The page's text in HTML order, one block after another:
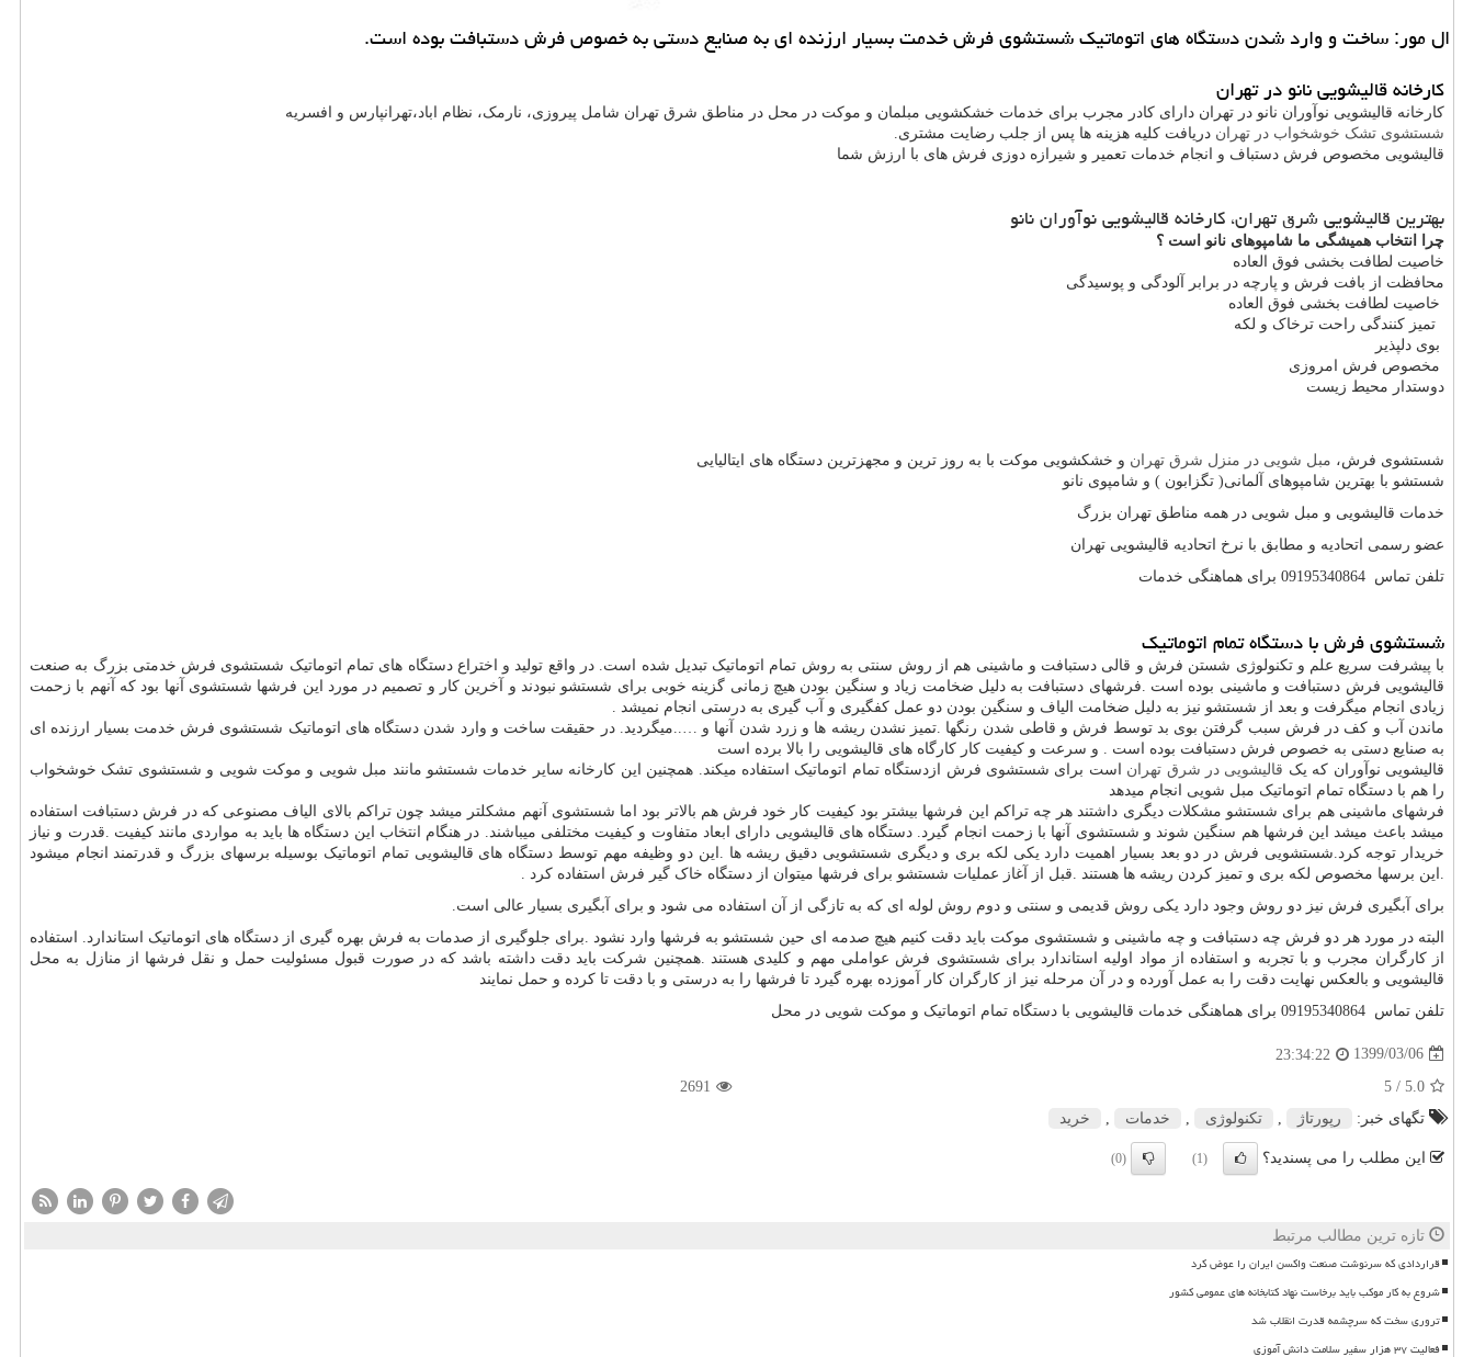
ال مور: ساخت و وارد شدن دستگاه های اتوماتیك شستشوی فرش خدمت بسیار ارزنده ای به صنایع دستی به خصوص فرش دستبافت بوده است.
کارخانه قالیشویی نانو در تهران
کارخانه قالیشویی نوآوران نانو در تهران دارای کادر مجرب برای خدمات خشکشویی مبلمان و موکت در محل در مناطق شرق تهران شامل پیروزی، نارمک، نظام اباد،تهرانپارس و افسریه
شستشوی تشک خوشخواب در تهران دریافت کلیه هزینه ها پس از جلب رضایت مشتری.
قالیشویی مخصوص فرش دستباف و انجام خدمات تعمیر و شیرازه دوزی فرش های با ارزش شما
بهترین قالیشویی شرق تهران، کارخانه قالیشویی نوآوران نانو
چرا انتخاب همیشگی ما شامپوهای نانو است ؟
خاصیت لطافت بخشی فوق العاده
محافظت از بافت فرش و پارچه در برابر آلودگی و پوسیدگی
خاصیت لطافت بخشی فوق العاده
تمیز کنندگی راحت ترخاک و لکه
بوی دلپذیر
مخصوص فرش امروزی
دوستدار محیط زیست
شستشوی فرش، مبل شویی در منزل شرق تهران و خشکشویی موکت با به روز ترین و مجهزترین دستگاه های ایتالیایی
شستشو با بهترین شامپوهای آلمانی( تگزابون ) و شامپوی نانو
خدمات قالیشویی و مبل شویی در همه مناطق تهران بزرگ
عضو رسمی اتحادیه و مطابق با نرخ اتحادیه قالیشویی تهران
تلفن تماس 09195340864‬ برای هماهنگی خدمات
شستشوی فرش با دستگاه تمام اتوماتیک
با پیشرفت سریع علم و تکنولوژی شستن فرش و قالی دستبافت و ماشینی هم از روش سنتی به روش تمام اتوماتیک تبدیل شده است. در واقع تولید و اختراع دستگاه های تمام اتوماتیک شستشوی فرش خدمتی بزرگ به صنعت
قالیشویی فرش دستبافت و ماشینی بوده است .فرشهای دستبافت به دلیل ضخامت زیاد و سنگین بودن هیچ زمانی گزینه خوبی برای شستشو نبودند و آخرین کار و تصمیم در مورد این فرشها شستشوی آنها بود که آنهم با زحمت
زیادی انجام میگرفت و بعد از شستشو نیز به دلیل ضخامت الیاف و سنگین بودن دو عمل کفگیری و آب گیری به درستی انجام نمیشد .
ماندن آب و کف در فرش سبب گرفتن بوی بد توسط فرش و قاطی شدن رنگها .تمیز نشدن ریشه ها و زرد شدن آنها و …..میگردید. در حقیقت ساخت و وارد شدن دستگاه های اتوماتیک شستشوی فرش خدمت بسیار ارزنده ای
به صنایع دستی به خصوص فرش دستبافت بوده است . و سرعت و کیفیت کار کارگاه های قالیشویی را بالا برده است
قالیشویی نوآوران که یک قالیشویی در شرق تهران است برای شستشوی فرش ازدستگاه تمام اتوماتیک استفاده میکند. همچنین این کارخانه سایر خدمات شستشو مانند مبل شویی و موکت شویی و شستشوی تشک خوشخواب
را هم با دستگاه تمام اتوماتیک مبل شویی انجام میدهد
فرشهای ماشینی هم برای شستشو مشکلات دیگری داشتند هر چه تراکم این فرشها بیشتر بود کیفیت کار خود فرش هم بالاتر بود اما شستشوی آنهم مشکلتر میشد چون تراکم بالای الیاف مصنوعی که در فرش دستبافت استفاده
میشد باعث میشد این فرشها هم سنگین شوند و شستشوی آنها با زحمت انجام گیرد. دستگاه های قالیشویی دارای ابعاد متفاوت و کیفیت مختلفی میباشند. در هنگام انتخاب این دستگاه ها باید به مواردی مانند کیفیت .قدرت و نیاز
خریدار توجه کرد.شستشویی فرش در دو بعد بسیار اهمیت دارد یکی لکه بری و دیگری شستشویی دقیق ریشه ها .این دو وظیفه مهم توسط دستگاه های قالیشویی تمام اتوماتیک بوسیله برسهای بزرگ و قدرتمند انجام میشود
.این برسها مخصوص لکه بری و تمیز کردن ریشه ها هستند .قبل از آغاز عملیات شستشو برای فرشها میتوان از دستگاه خاک گیر فرش استفاده کرد .
برای آبگیری فرش نیز دو روش وجود دارد یکی روش قدیمی و سنتی و دوم روش لوله ای که به تازگی از آن استفاده می شود و برای آبگیری بسیار عالی است.
البته در مورد هر دو فرش چه دستبافت و چه ماشینی و شستشوی موکت باید دقت کنیم هیچ صدمه ای حین شستشو به فرشها وارد نشود .برای جلوگیری از صدمات به فرش بهره گیری از دستگاه های اتوماتیک استاندارد. استفاده
از کارگران مجرب و با تجربه و استفاده از مواد اولیه استاندارد برای شستشوی فرش عواملی مهم و کلیدی هستند .همچنین شرکت باید دقت داشته باشد که در صورت قبول مسئولیت حمل و نقل فرشها از منازل به محل
قالیشویی و بالعکس نهایت دقت را به عمل آورده و در آن مرحله نیز از کارگران کار آموزده بهره گیرد تا فرشها را به درستی و با دقت تا کرده و حمل نمایند
تلفن تماس 09195340864‬ برای هماهنگی خدمات قالیشویی با دستگاه تمام اتوماتیک و موکت شویی در محل
1399/03/06
23:34:22
5.0
/ 5
2691
تگهای خبر:
رپورتاژ تكنولوژی خدمات خرید
این مطلب را می پسندید؟ (1)
(0)
تازه ترین مطالب مرتبط
قراردادی که سرنوشت صنعت واکسن ایران را عوض کرد
شروع به کار موکب باید برخاست نهاد کتابخانه های عمومی کشور
تروری سخت که سرچشمه قدرت انقلاب شد
فعالیت ۳۷ هزار سفیر سلامت دانش آموزی